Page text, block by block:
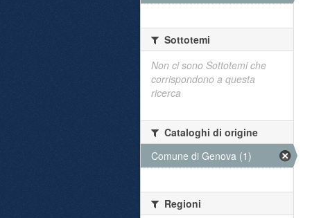
Sottotemi
Non ci sono Sottotemi che
corrispondono a questa
ricerca
Cataloghi di origine
Comune di Genova (1)
Regioni